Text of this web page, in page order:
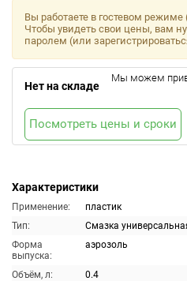
Характеристики
Применение:
пластик
Тип:
Смазка
Форма
выпуска:
аэрозоль
Объём, л:
0.4
Вы работаете в гостевом
Чтобы увидеть свои цены, вам
паролем (или
Нет на складе
Мы можем
Посмотреть цены и сроки